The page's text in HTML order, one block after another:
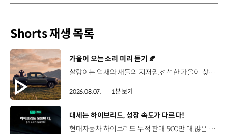
Shorts 재생 목록
[동영상]
가을이 오는 소리 미리 듣기 🍂
살랑이는 억새와 새들의 지저귐,선선한 가을이 찾아오는 소리. 더 기아 타스만과 함께 계절을 만나보세요. 🎧 *본 영상은 AI를 활용해 제작했습니다. #기아 #더기아타스만 #타스만 #가을 #입추 #Tasman #ASMR
2026.08.07. 1분 보기
[동영상]
대세는 하이브리드, 성장 속도가 다르다!
현대자동차 하이브리드 누적 판매 500만 대.많은 운전자들이 선택한 이유는 무엇일까요? 현대진행형 팟캐스트 EP.21에서 확인하세요.📻 #현대자동차그룹 #현대진행형 #모빌리티팟캐스트 #하이브리드 #연료 #미래모빌리티 #모빌리티